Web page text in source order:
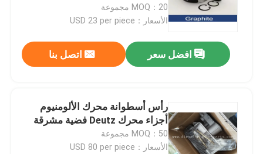
MOQ：20 مجموعة
الأسعار：USD 23 per piece
افضل سعر اتصل بنا
رأس أسطوانة محرك الألومنيوم
أجزاء محرك Deutz فضية مشرقة
MOQ：50 مجموعة
الأسعار：USD 80 per piece